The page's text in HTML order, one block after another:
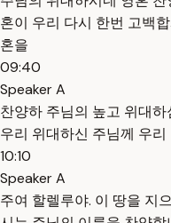
혼이 우리 다시 한번 고백
혼을
09:40
Speaker A
찬양하 주님의 높고 위대
우리 위대하신 주님께 우
10:10
Speaker A
주여 할렐루야. 이 땅을 지